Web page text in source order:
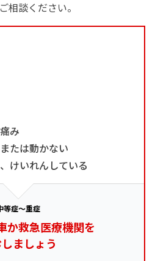
相談ください。
み
たは動かない
けいれんしている
等症～重症
か救急医療機関を
ましょう